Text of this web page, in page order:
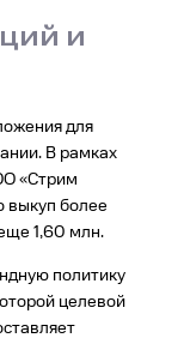
и
для
В рамках
«Стрим
выкуп более
1,60 млн.
политику
целевой